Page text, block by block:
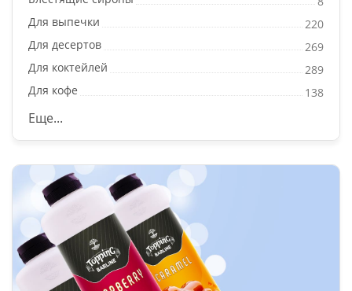
Для выпечки
220
Для десертов
269
Для коктейлей
289
Для кофе
138
Еще...